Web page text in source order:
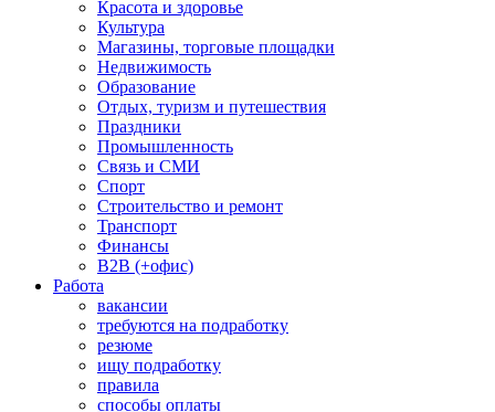
Красота и здоровье
Культура
Магазины, торговые площадки
Недвижимость
Образование
Отдых, туризм и путешествия
Праздники
Промышленность
Связь и СМИ
Спорт
Строительство и ремонт
Транспорт
Финансы
B2B (+офис)
Работа
вакансии
требуются на подработку
резюме
ищу подработку
правила
способы оплаты